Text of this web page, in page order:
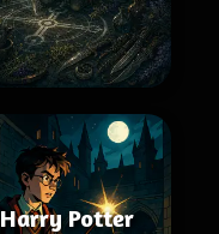
Harry Potter